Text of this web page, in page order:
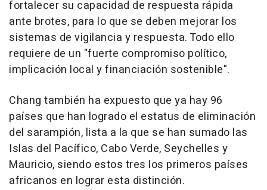
fortalecer su capacidad de respuesta rápida
ante brotes, para lo que se deben mejorar los
sistemas de vigilancia y respuesta. Todo ello
requiere de un "fuerte compromiso político,
implicación local y financiación sostenible".
Chang también ha expuesto que ya hay 96
países que han logrado el estatus de eliminación
del sarampión, lista a la que se han sumado las
Islas del Pacífico, Cabo Verde, Seychelles y
Mauricio, siendo estos tres los primeros países
africanos en lograr esta distinción.